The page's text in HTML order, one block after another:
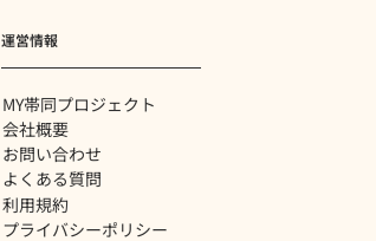
運営情報
MY帯同プロジェクト
会社概要
お問い合わせ
よくある質問
利用規約
プライバシーポリシー